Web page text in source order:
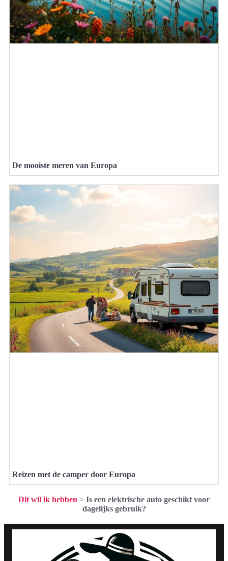
De mooiste meren van Europa
Reizen met de camper door Europa
Dit wil ik hebben > Is een elektrische auto geschikt voor
dagelijks gebruik?